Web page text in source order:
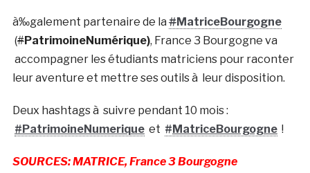
à‰galement partenaire de la #MatriceBourgogne
(#PatrimoineNumérique), France 3 Bourgogne va
accompagner les étudiants matriciens pour raconter
leur aventure et mettre ses outils à leur disposition.
Deux hashtags à suivre pendant 10 mois :
#PatrimoineNumeriqueet #MatriceBourgogne!
SOURCES: MATRICE, France 3 Bourgogne